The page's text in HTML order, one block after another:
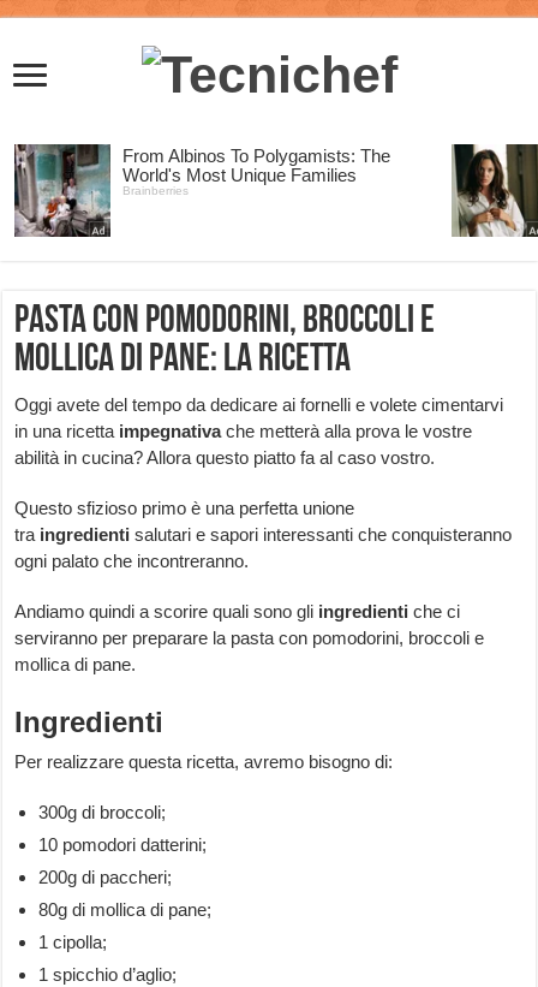
Pasta con pomodorini, broccoli e
mollica di pane: la ricetta
Oggi avete del tempo da dedicare ai fornelli e volete cimentarvi
in una ricetta impegnativache metterà alla prova le vostre
abilità in cucina? Allora questo piatto fa al caso vostro.
Questo sfizioso primo è una perfetta unione
tra ingredienti salutari e sapori interessanti che conquisteranno
ogni palato che incontreranno.
Andiamo quindi a scorire quali sono gli ingredienti che ci
serviranno per preparare la pasta con pomodorini, broccoli e
mollica di pane.
Ingredienti
Per realizzare questa ricetta, avremo bisogno di:
300g di broccoli;
10 pomodori datterini;
200g di paccheri;
80g di mollica di pane;
1 cipolla;
1 spicchio d’aglio;